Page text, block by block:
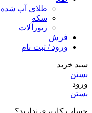
طلای آب شده
سکه
زیورآلات
فرش
ورود / ثبت نام
سبد خرید
بستن
ورود
بستن
حساب کاربری ندارید؟